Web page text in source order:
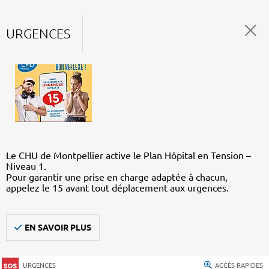
URGENCES
Le CHU de Montpellier active le Plan Hôpital en Tension –
Niveau 1.
Pour garantir une prise en charge adaptée à chacun,
appelez le 15 avant tout déplacement aux urgences.
EN SAVOIR PLUS
URGENCES ACCÈS RAPIDES